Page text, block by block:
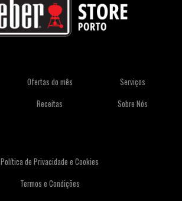
Ofertas do mês
Receitas
Serviços
Sobre Nós
Política de Privacidade e Cookies
Termos e Condições